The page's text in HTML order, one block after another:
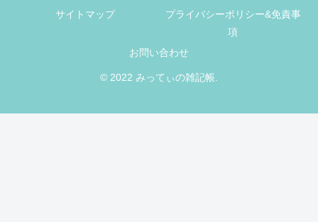
サイトマップ
プライバシーポリシー&免責事
項
お問い合わせ
© 2022 みってぃの雑記帳.